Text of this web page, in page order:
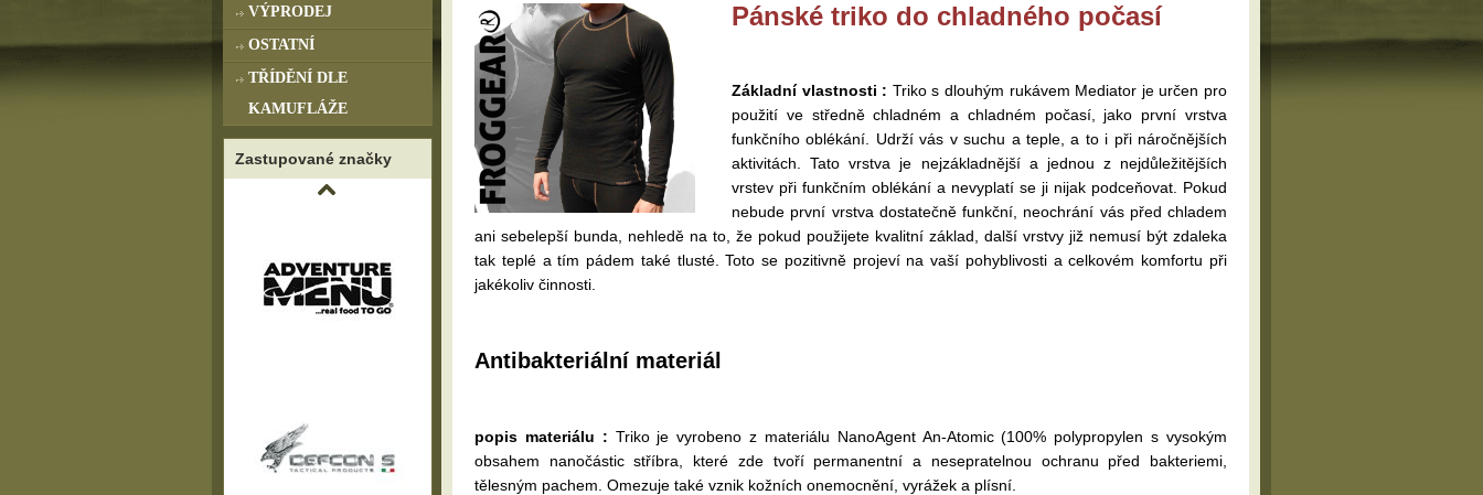
Pánské triko do chladného počasí
Základní vlastnosti : Triko s dlouhým rukávem Mediator je určen pro
použití ve středně chladném a chladném počasí, jako první vrstva
funkčního oblékání. Udrží vás v suchu a teple, a to i při náročnějších
aktivitách. Tato vrstva je nejzákladnější a jednou z nejdůležitějších
vrstev při funkčním oblékání a nevyplatí se ji nijak podceňovat. Pokud
nebude první vrstva dostatečně funkční, neochrání vás před chladem
ani sebelepší bunda, nehledě na to, že pokud použijete kvalitní základ, další vrstvy již nemusí být zdaleka
tak teplé a tím pádem také tlusté. Toto se pozitivně projeví na vaší pohyblivosti a celkovém komfortu při
jakékoliv činnosti.
Antibakteriální materiál
popis materiálu : Triko je vyrobeno z materiálu NanoAgent An-Atomic (100% polypropylen s vysokým
obsahem nanočástic stříbra, které zde tvoří permanentní a nesepratelnou ochranu před bakteriemi,
tělesným pachem. Omezuje také vznik kožních onemocnění, vyrážek a plísní.
VÝPRODEJ
OSTATNÍ
TŘÍDĚNÍ DLE
KAMUFLÁŽE
Zastupované značky